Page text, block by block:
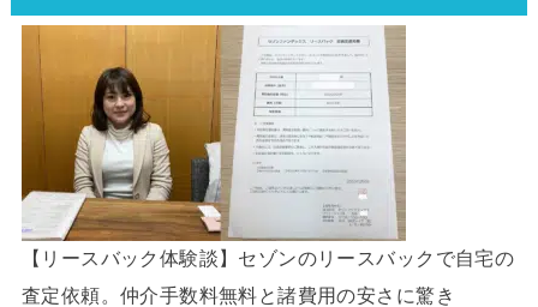
【リースバック体験談】セゾンのリースバックで自宅の
査定依頼。仲介手数料無料と諸費用の安さに驚き